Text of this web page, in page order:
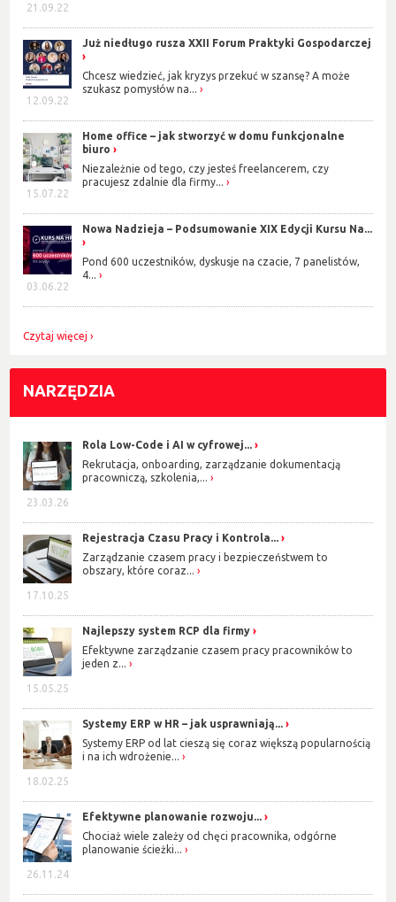
21.09.22
12.09.22
Już niedługo rusza XXII Forum Praktyki Gospodarczej
Chcesz wiedzieć, jak kryzys przekuć w szansę? A może
szukasz pomysłów na...
15.07.22
Home office – jak stworzyć w domu funkcjonalne
biuro
Niezależnie od tego, czy jesteś freelancerem, czy
pracujesz zdalnie dla firmy...
03.06.22
Nowa Nadzieja – Podsumowanie XIX Edycji Kursu Na...
Pond 600 uczestników, dyskusje na czacie, 7 panelistów,
4...
Czytaj więcej
NARZĘDZIA
23.03.26
Rola Low-Code i AI w cyfrowej...
Rekrutacja, onboarding, zarządzanie dokumentacją
pracowniczą, szkolenia,...
17.10.25
Rejestracja Czasu Pracy i Kontrola...
Zarządzanie czasem pracy i bezpieczeństwem to
obszary, które coraz...
15.05.25
Najlepszy system RCP dla firmy
Efektywne zarządzanie czasem pracy pracowników to
jeden z...
18.02.25
Systemy ERP w HR – jak usprawniają...
Systemy ERP od lat cieszą się coraz większą popularnością
i na ich wdrożenie...
26.11.24
Efektywne planowanie rozwoju...
Chociaż wiele zależy od chęci pracownika, odgórne
planowanie ścieżki...